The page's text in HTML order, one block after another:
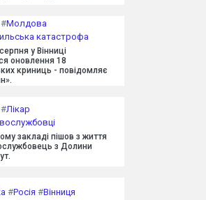
#Молдова
катастрофа
у Вінниці
оновлення 18
криниць - повідомляє
#Лікар
закладі пішов з життя
з Долини
#Росія #Вінниця